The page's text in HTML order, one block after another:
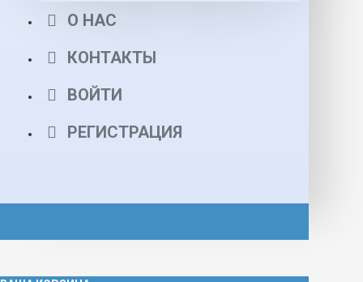
О НАС
КОНТАКТЫ
ВОЙТИ
РЕГИСТРАЦИЯ